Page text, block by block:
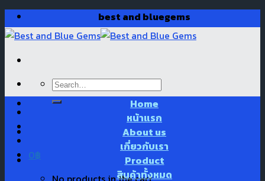
Skip
to
content
best and bluegems
Search
for:
0฿
Home
หน้าแรก
About us
เกี่ยวกับเรา
Product
สินค้าทั้งหมด